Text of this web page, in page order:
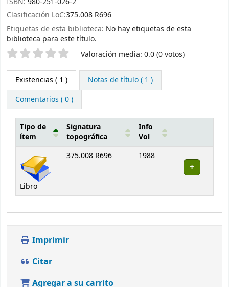
Clasificación LoC:375.008 R696
Etiquetas de esta biblioteca: No hay etiquetas de esta
biblioteca para este título.
Valoración Valoración media: 0.0 (0 votos)
Existencias ( 1 )
Notas de título ( 1 )
Comentarios ( 0 )
Tipo de
ítem
Signatura
topográfica
Info
Vol
Libro
375.008 R696 1988
Imprimir
Citar
Agregar a su carrito